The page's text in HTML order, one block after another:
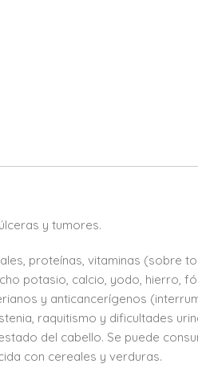
y tumores.
proteínas, vitaminas (sobre
potasio, calcio, yodo, hierro,
y anticancerígenos
raquitismo y dificultades
del cabello. Se puede
con cereales y verduras.